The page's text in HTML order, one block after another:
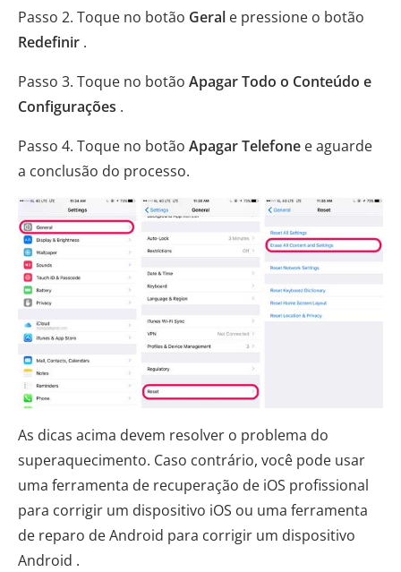
Passo 2. Toque no botão Geral e pressione o botão
Redefinir .
Passo 3. Toque no botão Apagar Todo o Conteúdo e
Configurações .
Passo 4. Toque no botão Apagar Telefone e aguarde
a conclusão do processo.
As dicas acima devem resolver o problema do
superaquecimento. Caso contrário, você pode usar
uma ferramenta de recuperação de iOS profissional
para corrigir um dispositivo iOS ou uma ferramenta
de reparo de Android para corrigir um dispositivo
Android .